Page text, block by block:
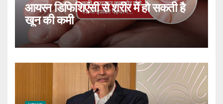
आयरन डिफिशिएंसी से शरीर में हो सकती है
खून की कमी